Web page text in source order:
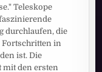
Teleskope
durchlaufen, die
Fortschritten in
ist. Die
mit den ersten